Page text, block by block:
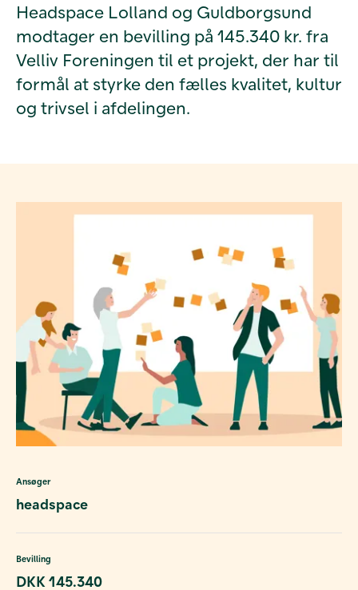
Headspace Lolland og Guldborgsund
modtager en bevilling på 145.340 kr. fra
Velliv Foreningen til et projekt, der har til
formål at styrke den fælles kvalitet, kultur
og trivsel i afdelingen.
Ansøger
headspace
Bevilling
DKK 145.340